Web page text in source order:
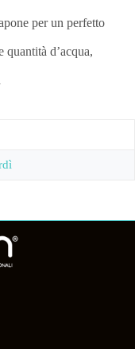
per un perfetto
d’acqua,